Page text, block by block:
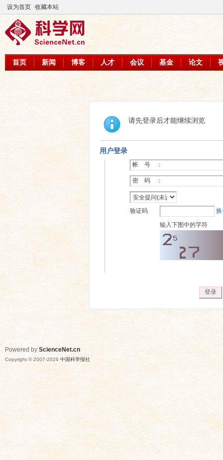
设为首页 收藏本站
首页 新闻 博客 人才 会议 基金 论文
请先登录后才能继续浏览
用户登录
帐 号 ：
密 码 ：
验证码
输入下图中的字符
登录
Powered by ScienceNet.cn
Copyright © 2007-2026 中国科学报社